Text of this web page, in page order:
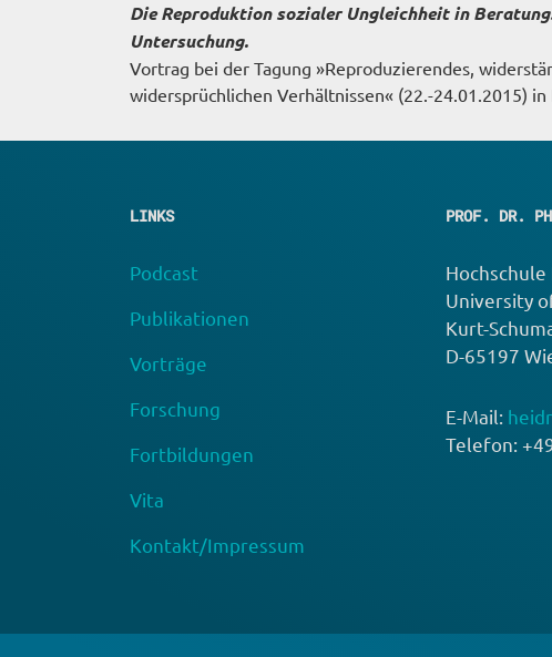
Die Reproduktion sozialer Ungleichheit in
Untersuchung.
Vortrag bei der Tagung »Reproduzierendes,
widersprüchlichen Verhältnissen« (22.-24.01.2015) in
LINKS
Podcast
Publikationen
Vorträge
Forschung
Fortbildungen
Vita
Kontakt/Impressum
PROF. DR.
Hochschule
University
Kurt-
D-65197
E-Mail:
Telefon: